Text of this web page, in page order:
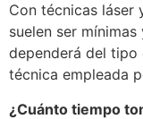
Con técnicas láser
suelen ser
dependerá del
técnica empleada
¿Cuánto tiempo